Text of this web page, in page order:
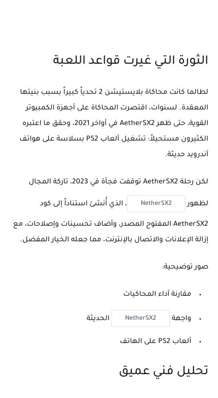
الثورة التي غيرت قواعد اللعبة
لطالما كانت محاكاة بلايستيشن 2 تحدياً كبيراً بسبب بنيتها
المعقدة. لسنوات، اقتصرت المحاكاة على أجهزة الكمبيوتر
القوية، حتى ظهر AetherSX2 في أواخر 2021، وحقق ما اعتبره
الكثيرون مستحيلاً: تشغيل ألعاب PS2 بسلاسة على هواتف
أندرويد حديثة.
لكن رحلة AetherSX2 توقفت فجأة في 2023، تاركة المجال
لظهور NetherSX2 ، الذي أُنشئ استناداً إلى كود
AetherSX2 المفتوح المصدر، وأضاف تحسينات وإصلاحات، مع
إزالة الإعلانات والاتصال بالإنترنت، مما جعله الخيار المفضل.
صور توضيحية:
مقارنة أداء المحاكيات
واجهة NetherSX2 الحديثة
ألعاب PS2 على الهاتف
تحليل فني عميق